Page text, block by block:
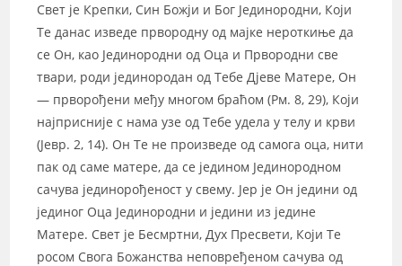
Свет је Крепки, Син Божји и Бог Јединородни, Који
Те данас изведе првородну од мајке нероткиње да
се Он, као Јединородни од Оца и Првородни све
твари, роди јединородан од Тебе Дјеве Матере, Он
— прворођени међу многом браћом (Рм. 8, 29), Који
најприсније с нама узе од Тебе удела у телу и крви
(Јевр. 2, 14). Он Те не произведе од самога оца, нити
пак од саме матере, да се једином Јединородном
сачува јединорођеност у свему. Јер је Он једини од
јединог Оца Јединородни и једини из једине
Матере. Свет је Бесмртни, Дух Пресвети, Који Те
росом Свога Божанства неповређеном сачува од